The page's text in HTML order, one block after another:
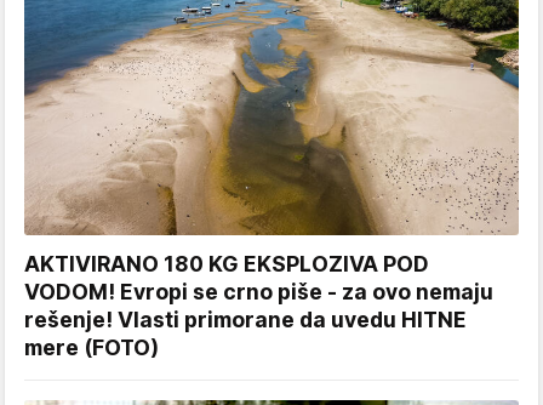
AKTIVIRANO 180 KG EKSPLOZIVA POD
VODOM! Evropi se crno piše - za ovo nemaju
rešenje! Vlasti primorane da uvedu HITNE
mere (FOTO)